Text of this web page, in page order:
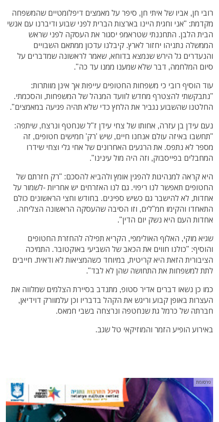
רובי חן, אביו של איתי חן, סיפר על מאמצים דיפלומטיים שהמשפחה
מקדמת: "אני וחגית היינו בארצות הברית לפני שבוע ודיברנו עם אנשי
הבית הלבן. התחננתי שטראמפ יסגור את העסקה לפני שראש
הממשלה נתניהו יחזור לארץ. קיבלנו עדכון ממתאם השבויים
והנעדרים גל הירש שנמצא בדוחא, שאמר לראשונה שמדברים על
סיום המלחמה, דבר שלא שמענו ממנו עד כה".
עוד הוסיף רובי כי משפחות החטופים עייפות אך אינן מוותרות:
"נתבקשתי להצטרף מחדש לוועד המנהל של המשפחות, והסכמתי.
החלטנו שהשבוע נגביר את הלחץ כדי שלא תהיה פגיעה במאמצים".
נעם עידן בן עזרה, אחותו של צחי עידן ז"ל שנחטף ונרצח, שיתפה:
"תחשבו באיזה עולם אנחנו חיים, שיש 'רק' חמישים חטופים, זה
מספר לא נתפס. את הרגעים האחרונים של אחי גלי וצחי שידרו
המחבלים בפייסבוק, וזה היה מול עינינו".
היא קראה למנהיגות להפגין אומץ ולהביא להסכם: "רק חזרתם של
החטופים תאפשר לנו ריפוי. גם לנו האזרחים יש אחריות -לשמור על
אחדות, לא להישבר גם כשיש ספינים. בחודש וחצי הראשונים כולם
התאחדו והקימו חמ"לים, וזו הסיבה שהעסקה הראשונה הצליחה.
אחדות העם היא נשק יום הדין".
שגיא מוקי, האלוף האולימפי, הקריא תפילה להחזרת החטופים
והוסיף: "כולנו חווים את הכאב של השביעי באוקטובר. התמיכה
הציבורית הזאת היא קריטית, במיוחד כשהמציאות לא ודאית. חייבים
לתת למשפחות את התחושה שהן לא לבד".
כמו כן נשאו דברים אדיר סטופ, מתנדב בסיירת הצלמים שמלווה את
העצרות באופן קבוע וריגש את הקהל בדבריו וכן עלמוורק דוידיאן,
חברתה של כרמל גת שנחטפה ונרצחה בשבי חמאס.
באירוע הופיע הזמר והמוזיקאי טל שגב.
פרסומת